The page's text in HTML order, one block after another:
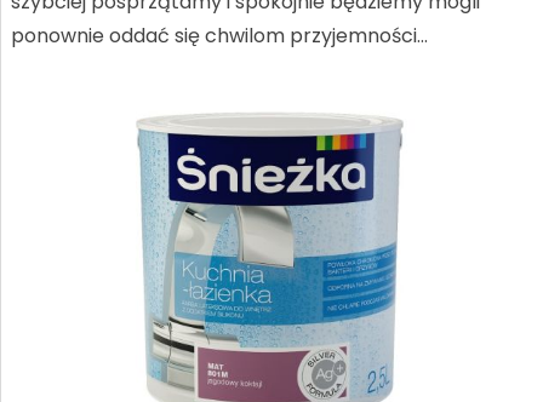
ponownie oddać się chwilom przyjemności…